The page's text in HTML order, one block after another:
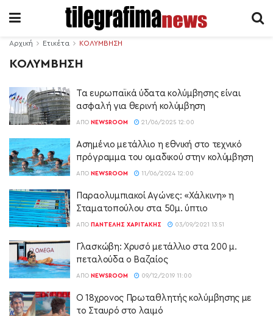
Αρχική Ετικέτα ΚΟΛΥΜΒΗΣΗ
ΚΟΛΥΜΒΗΣΗ
Τα ευρωπαϊκά ύδατα κολύμβησης είναι
ασφαλή για θερινή κολύμβηση
ΑΠΌ NEWSROOM 21/06/2025 12:00
Ασημένιο μετάλλιο η εθνική στο τεχνικό
πρόγραμμα του ομαδικού στην κολύμβηση
ΑΠΌ NEWSROOM 11/06/2024 12:00
Παραολυμπιακοί Αγώνες: «Χάλκινη» η
Σταματοπούλου στα 50μ. ύπτιο
ΑΠΌ ΠΑΝΤΕΛΉΣ ΧΑΡΙΤΆΚΗΣ 03/09/2021 13:51
Γλασκώβη: Χρυσό μετάλλιο στα 200 μ.
πεταλούδα ο Βαζαίος
ΑΠΌ NEWSROOM 09/12/2019 11:00
O 18χρονος Πρωταθλητής κολύμβησης με
το Σταυρό στο λαιμό